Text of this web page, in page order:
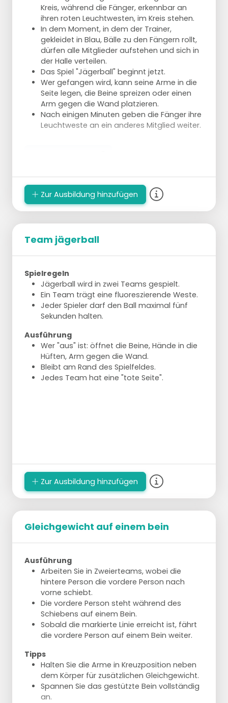
Kreis, während die Fänger, erkennbar an
ihren roten Leuchtwesten, im Kreis stehen.
In dem Moment, in dem der Trainer,
gekleidet in Blau, Bälle zu den Fängern rollt,
dürfen alle Mitglieder aufstehen und sich in
der Halle verteilen.
Das Spiel "Jägerball" beginnt jetzt.
Wer gefangen wird, kann seine Arme in die
Seite legen, die Beine spreizen oder einen
Arm gegen die Wand platzieren.
Nach einigen Minuten geben die Fänger ihre
Leuchtweste an ein anderes Mitglied weiter.
Zur Ausbildung hinzufügen
Team jägerball
Spielregeln
Jägerball wird in zwei Teams gespielt.
Ein Team trägt eine fluoreszierende Weste.
Jeder Spieler darf den Ball maximal fünf
Sekunden halten.
Ausführung
Wer "aus" ist: öffnet die Beine, Hände in die
Hüften, Arm gegen die Wand.
Bleibt am Rand des Spielfeldes.
Jedes Team hat eine "tote Seite".
Zur Ausbildung hinzufügen
Gleichgewicht auf einem bein
Ausführung
Arbeiten Sie in Zweierteams, wobei die
hintere Person die vordere Person nach
vorne schiebt.
Die vordere Person steht während des
Schiebens auf einem Bein.
Sobald die markierte Linie erreicht ist, fährt
die vordere Person auf einem Bein weiter.
Tipps
Halten Sie die Arme in Kreuzposition neben
dem Körper für zusätzlichen Gleichgewicht.
Spannen Sie das gestützte Bein vollständig
an.